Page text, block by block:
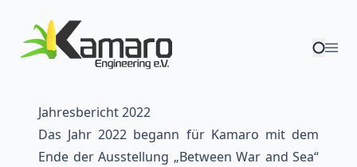
Jahresbericht 2022
Das Jahr 2022 begann für Kamaro mit dem
Ende der Ausstellung „Between War and Sea“